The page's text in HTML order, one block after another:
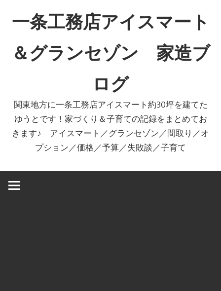
一条工務店アイスマート
＆グランセゾン 家造ブ
ログ
関東地方に一条工務店アイスマート約30坪を建てた
ゆうとです！家づくり＆子育ての記録をまとめてお
きます♪ アイスマート／グランセゾン／間取り／オ
プション／価格／予算／失敗談／子育て